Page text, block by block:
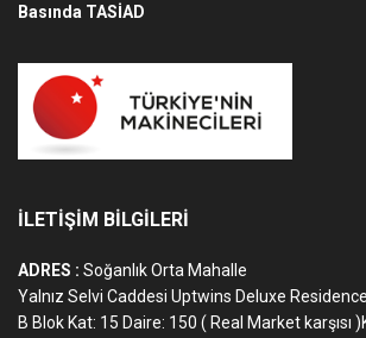
Basında TASİAD
İLETİŞİM BİLGİLERİ
ADRES : Soğanlık Orta Mahalle
Yalnız Selvi Caddesi Uptwins Deluxe Residence
B Blok Kat: 15 Daire: 150 ( Real Market karşısı